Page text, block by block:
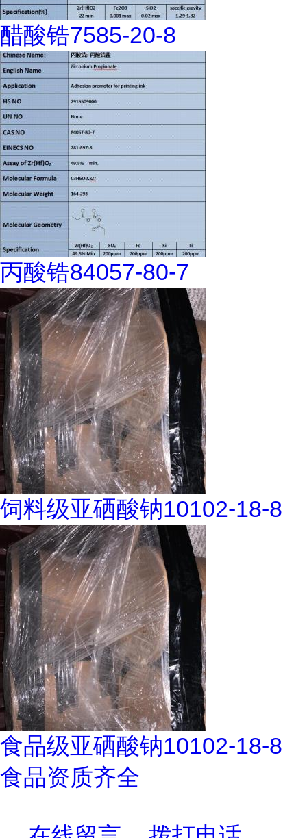
醋酸锆7585-20-8
丙酸锆84057-80-7
饲料级亚硒酸钠10102-18-8
食品级亚硒酸钠10102-18-8
食品资质齐全